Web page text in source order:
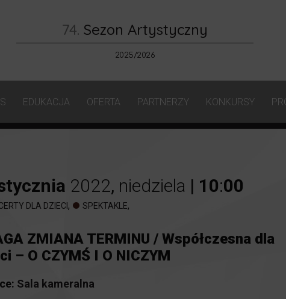
74. Sezon Artystyczny
2025/2026
EDUKACJA OFERTA PARTNERZY KONKURSY
2022, niedziela | 10:00
DLA DZIECI , SPEKTAKLE,
ZMIANA TERMINU / Współczesna dla
– O CZYMŚ I O NICZYM
Sala kameralna